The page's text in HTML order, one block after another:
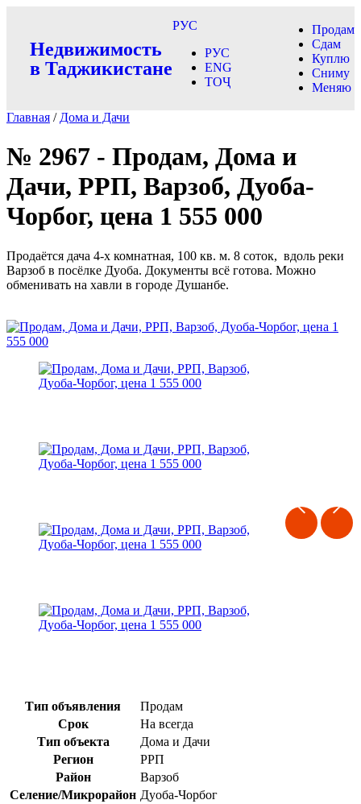
Недвижимость
в Таджикистане
РУС
РУС
ENG
ТОҶ
Продам
Сдам
Куплю
Сниму
Меняю
Главная / Дома и Дачи
№ 2967 - Продам, Дома и
Дачи, РРП, Варзоб, Дуоба-
Чорбог, цена 1 555 000
Продаётся дача 4-х комнатная, 100 кв. м. 8 соток, вдоль реки
Варзоб в посёлке Дуоба. Документы всё готова. Можно
обменивать на хавли в городе Душанбе.
Тип объявления
Продам
Срок
На всегда
Тип объекта
Дома и Дачи
Регион
РРП
Район
Варзоб
Селение/Микрорайон Дуоба-Чорбог